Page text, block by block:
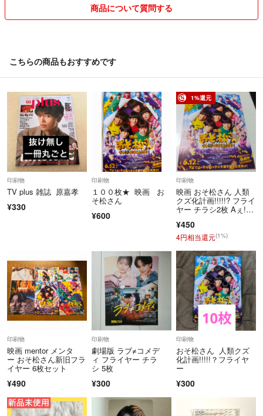
他サイト様でも出品しているものもありますので、
よろしくお願いいたします(^ ^)
商品について質問する
こちらの商品もおすすめです
印刷物
TV plus 雑誌 原嘉孝
¥330
印刷物
１００枚★ 映画 お
そ松さん
¥600
1%還元
印刷物
映画 おそ松さん 人類
クズ化計画!!!!!? フライ
ヤー チラシ2枚 Aぇ!gr
¥450
4円相当還元(1%)
印刷物
映画 mentor メンタ
ー おそ松さん新旧フラ
イヤー 6枚セット
¥490
印刷物
劇場版 ラブ≠コメデ
ィ フライヤー チラ
シ 5枚
¥300
印刷物
おそ松さん 人類クズ
化計画!!!!!？フライヤ
ー
¥300